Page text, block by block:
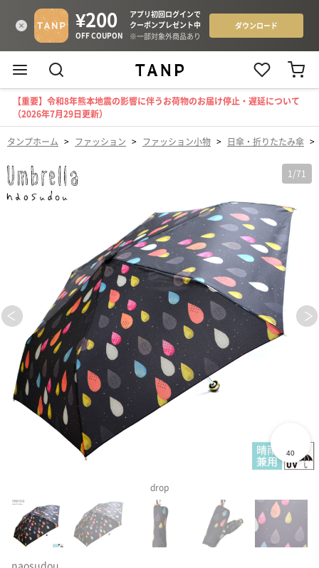
【重要】令和8年熊本地震の影響に伴うお荷物のお届け停止・遅延について
（2026年7月29日更新）
タンプホーム > ファッション > ファッション小物 > 日傘・折りたたみ傘 >
1 /71
drop
naosudou